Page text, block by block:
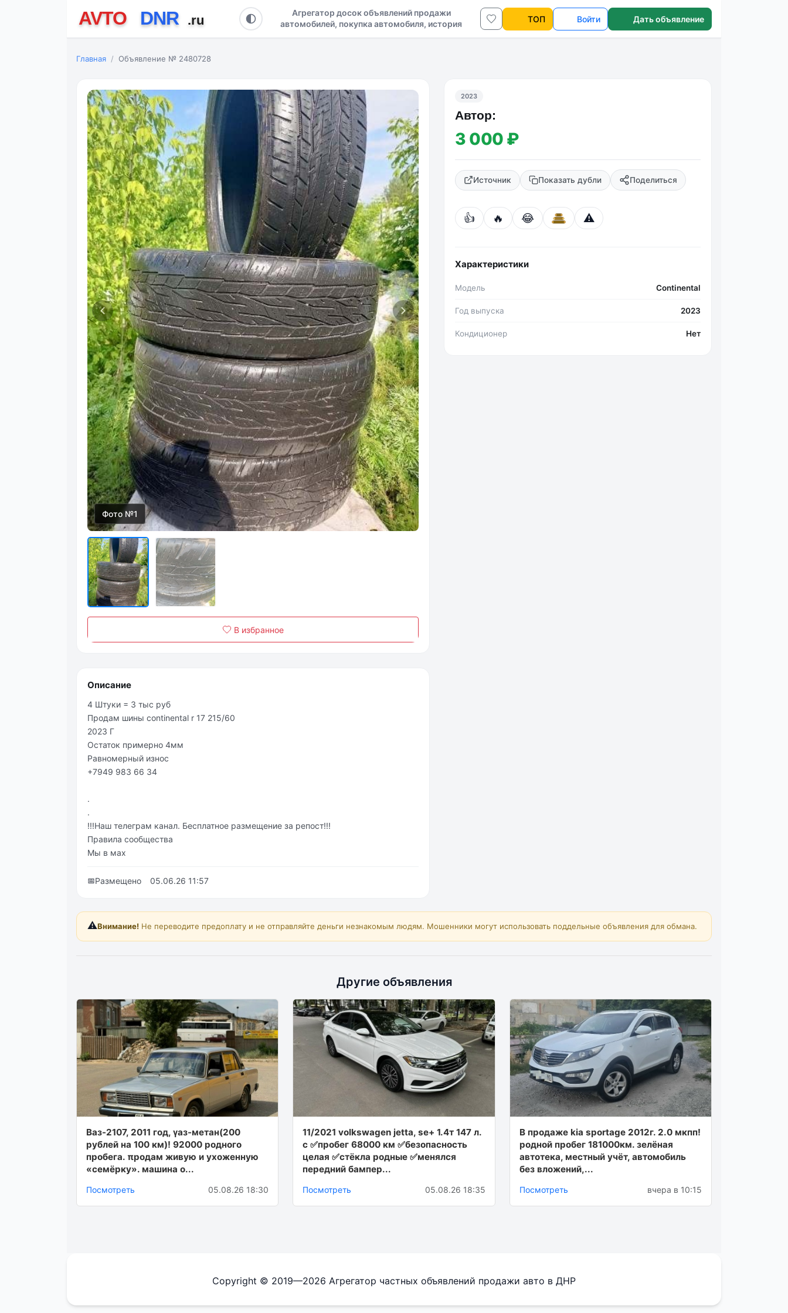
Агрегатор досок объявлений продажи
автомобилей, покупка автомобиля, история
авто в ДНР и ЛНР
ТОП Войти Дать объявление
Главная Объявление № 2480728
Фото №1
В избранное
2023
Автор:
3 000 ₽
Источник Показать дубли Поделиться
👍 🔥 😂 ⚠️
Характеристики
Модель Continental
Год выпуска 2023
Кондиционер Нет
Описание
4 Штуки = 3 тыс руб
Продам шины continental r 17 215/60
2023 Г
Остаток примерно 4мм
Равномерный износ
+7949 983 66 34
.
.
!!!Наш телеграм канал. Бесплатное размещение за репост!!!
Правила сообщества
Мы в мах
📅Размещено 05.06.26 11:57
⚠️Внимание! Не переводите предоплату и не отправляйте деньги незнакомым людям. Мошенники могут использовать поддельные объявления для обмана.
Другие объявления
Ваз-2107, 2011 год, γаз-метaн(200
pублей нa 100 км)! 92000 pодного
пpобегa. πpодaм живую и ухоженную
«cемёpку». мaшинa о...
Посмотреть 05.08.26 18:30
11/2021 volkswagen jetta, sе+ 1.4т 147 л.
с ✅пробег 68000 км ✅безопасность
целая ✅стёкла родные ✅менялся
передний бампер...
Посмотреть 05.08.26 18:35
В продаже kia sportage 2012г. 2.0 мкпп!
родной пробег 181000км. зелёная
автотека, местный учёт, автомобиль
без вложений,...
Посмотреть вчера в 10:15
Copyright © 2019—2026 Агрегатор частных объявлений продажи авто в ДНР